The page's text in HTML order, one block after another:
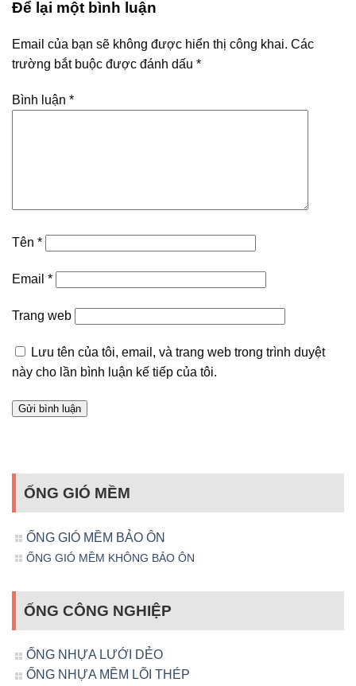
Để lại một bình luận
Email của bạn sẽ không được hiển thị công khai. Các
trường bắt buộc được đánh dấu *
Bình luận *
Tên *
Email *
Trang web
Lưu tên của tôi, email, và trang web trong trình duyệt
này cho lần bình luận kế tiếp của tôi.
ỐNG GIÓ MỀM
ỐNG GIÓ MỀM BẢO ÔN
ỐNG GIÓ MỀM KHÔNG BẢO ÔN
ỐNG CÔNG NGHIỆP
ỐNG NHỰA LƯỚI DẺO
ỐNG NHỰA MỀM LÕI THÉP